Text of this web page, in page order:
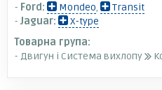
- Ford: Mondeo,
Transit
- Jaguar:
X-type
Товарна група:
- Двигун і Система вихлопу